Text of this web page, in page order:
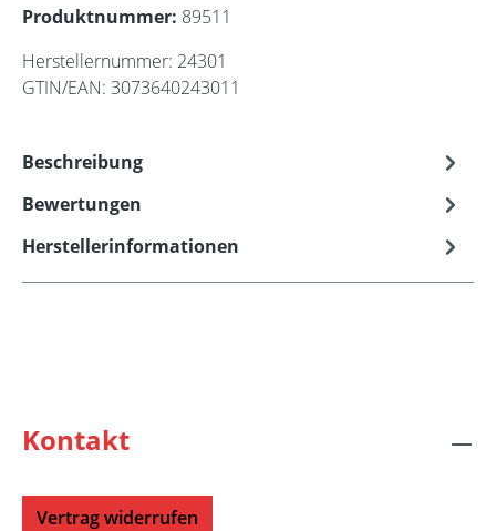
Produktnummer: 89511
Herstellernummer: 24301
GTIN/EAN: 3073640243011
Beschreibung
Bewertungen
Herstellerinformationen
Kontakt
Vertrag widerrufen